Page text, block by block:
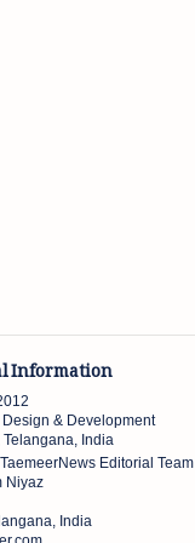
Information
& Development
Telangana, India
TaemeerNews Editorial Team
Niyaz
India